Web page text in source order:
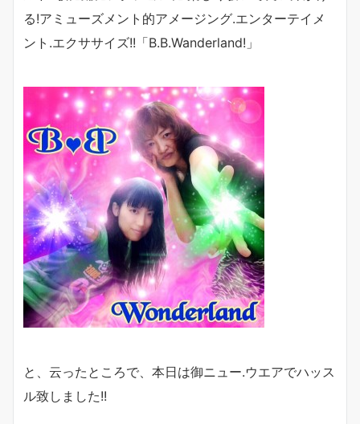
る!アミューズメント的アメージング.エンターテイメ
ント .エクササイズ!! 「B.B.Wanderland! 」
と、云ったところで、本日は御ニュー.ウエアでハッス
ル致しました!!